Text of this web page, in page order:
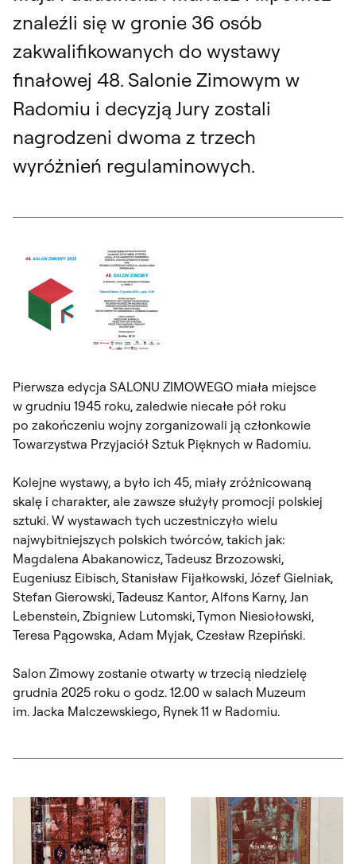
znaleźli się w gronie 36 osób
zakwalifikowanych do wystawy
finałowej 48. Salonie Zimowym w
Radomiu i decyzją Jury zostali
nagrodzeni dwoma z trzech
wyróżnień regulaminowych.
Pierwsza edycja SALONU ZIMOWEGO miała miejsce
w grudniu 1945 roku, zaledwie niecałe pół roku
po zakończeniu wojny zorganizowali ją członkowie
Towarzystwa Przyjaciół Sztuk Pięknych w Radomiu.
Kolejne wystawy, a było ich 45, miały zróżnicowaną
skalę i charakter, ale zawsze służyły promocji polskiej
sztuki. W wystawach tych uczestniczyło wielu
najwybitniejszych polskich twórców, takich jak:
Magdalena Abakanowicz, Tadeusz Brzozowski,
Eugeniusz Eibisch, Stanisław Fijałkowski, Józef Gielniak,
Stefan Gierowski, Tadeusz Kantor, Alfons Karny, Jan
Lebenstein, Zbigniew Lutomski, Tymon Niesiołowski,
Teresa Pągowska, Adam Myjak, Czesław Rzepiński.
Salon Zimowy zostanie otwarty w trzecią niedzielę
grudnia 2025 roku o godz. 12.00 w salach Muzeum
im. Jacka Malczewskiego, Rynek 11 w Radomiu.